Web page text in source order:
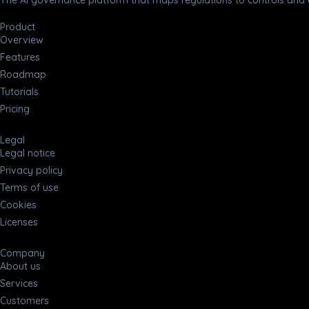
Product
Overview
Features
Roadmap
Tutorials
Pricing
Legal
Legal notice
Privacy policy
Terms of use
Cookies
Licenses
Company
About us
Services
Customers